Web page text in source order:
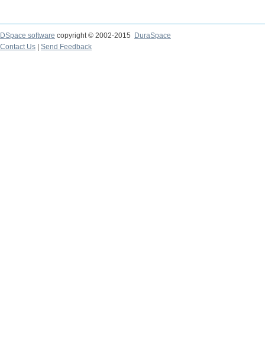
DSpace software copyright © 2002-2015
DuraSpace
Contact Us
Send Feedback